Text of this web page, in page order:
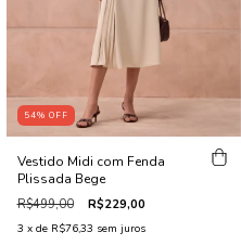
54% OFF
Vestido Midi com Fenda
Plissada Bege
R$499,00 R$229,00
3 x de R$76,33 sem juros